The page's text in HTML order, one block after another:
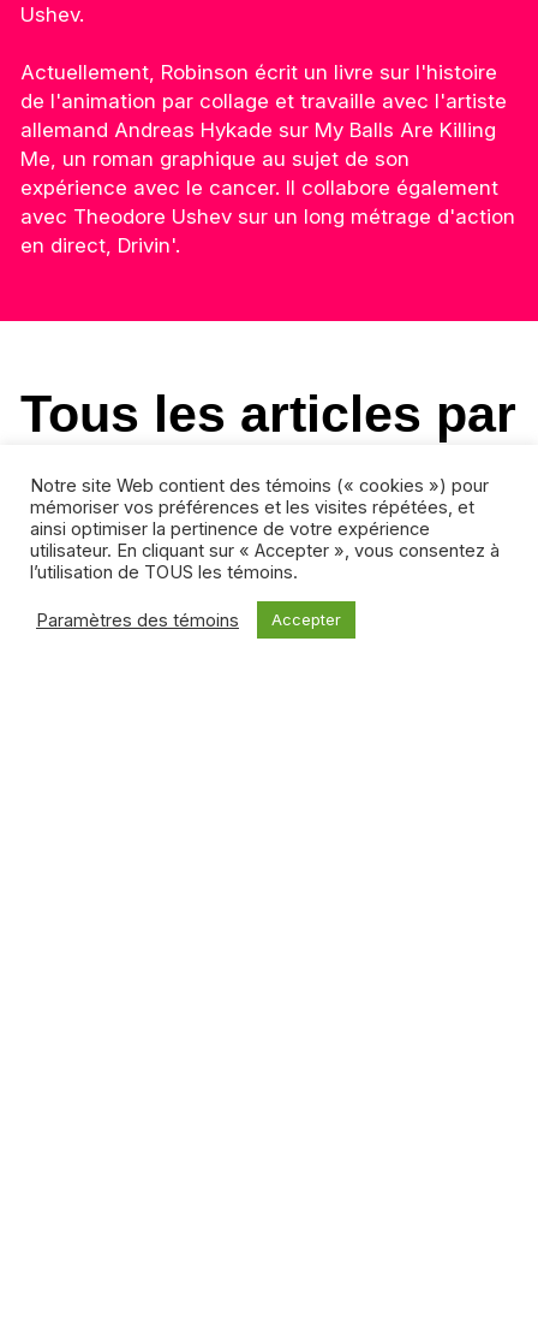
Ushev.
Actuellement, Robinson écrit un livre sur l'histoire
de l'animation par collage et travaille avec l'artiste
allemand Andreas Hykade sur My Balls Are Killing
Me, un roman graphique au sujet de son
expérience avec le cancer. Il collabore également
avec Theodore Ushev sur un long métrage d'action
en direct, Drivin'.
Tous les articles par
Chris Robinson
MÉDIAS NUMÉRIQUES
L’animation canadienne après (enfin,
Notre site Web contient des témoins (« cookies ») pour
mémoriser vos préférences et les visites répétées, et
ainsi optimiser la pertinence de votre expérience
utilisateur. En cliquant sur « Accepter », vous consentez à
l’utilisation de TOUS les témoins.
Paramètres des témoins Accepter